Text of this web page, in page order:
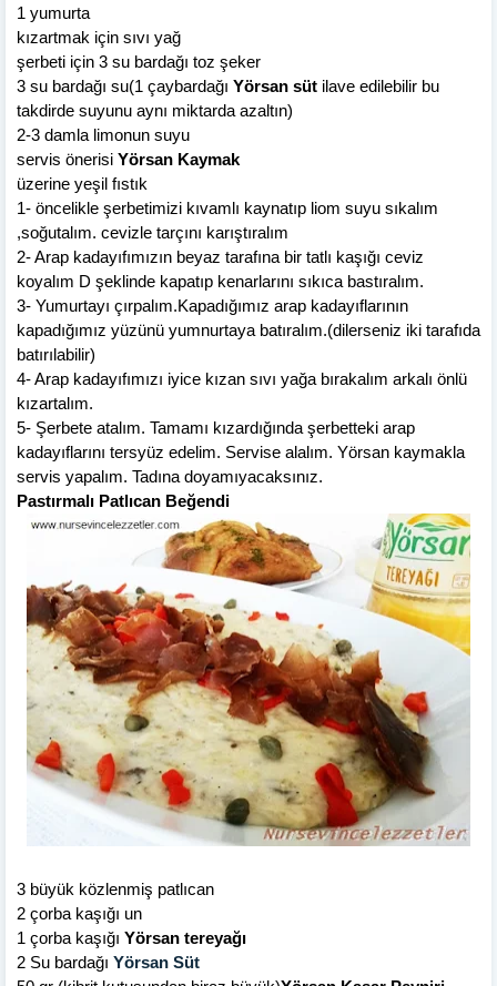
1 yumurta
kızartmak için sıvı yağ
şerbeti için 3 su bardağı toz şeker
3 su bardağı su(1 çaybardağı Yörsan süt ilave edilebilir bu
takdirde suyunu aynı miktarda azaltın)
2-3 damla limonun suyu
servis önerisi Yörsan Kaymak
üzerine yeşil fıstık
1- öncelikle şerbetimizi kıvamlı kaynatıp liom suyu sıkalım
,soğutalım. cevizle tarçını karıştıralım
2- Arap kadayıfımızın beyaz tarafına bir tatlı kaşığı ceviz
koyalım D şeklinde kapatıp kenarlarını sıkıca bastıralım.
3- Yumurtayı çırpalım.Kapadığımız arap kadayıflarının
kapadığımız yüzünü yumnurtaya batıralım.(dilerseniz iki tarafıda
batırılabilir)
4- Arap kadayıfımızı iyice kızan sıvı yağa bırakalım arkalı önlü
kızartalım.
5- Şerbete atalım. Tamamı kızardığında şerbetteki arap
kadayıflarını tersyüz edelim. Servise alalım. Yörsan kaymakla
servis yapalım. Tadına doyamıyacaksınız.
Pastırmalı Patlıcan Beğendi
3 büyük közlenmiş patlıcan
2 çorba kaşığı un
1 çorba kaşığı Yörsan tereyağı
2 Su bardağı Yörsan Süt